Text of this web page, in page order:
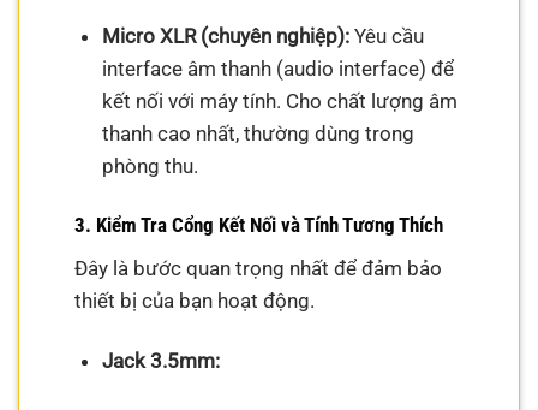
Micro XLR (chuyên nghiệp):Yêu cầu
interface âm thanh (audio interface) để
kết nối với máy tính. Cho chất lượng âm
thanh cao nhất, thường dùng trong
phòng thu.
3. Kiểm Tra Cổng Kết Nối và Tính Tương Thích
Đây là bước quan trọng nhất để đảm bảo
thiết bị của bạn hoạt động.
Jack 3.5mm: